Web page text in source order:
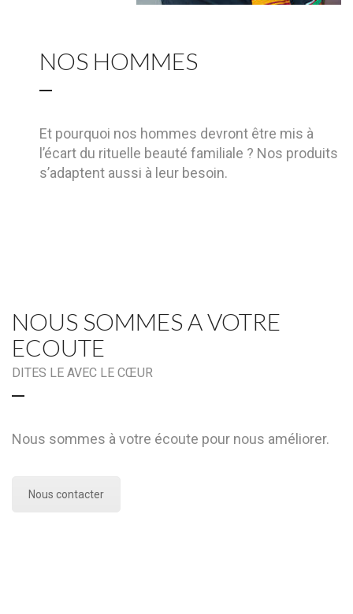
NOS HOMMES
Et pourquoi nos hommes devront être mis à
l’écart du rituelle beauté familiale ? Nos produits
s’adaptent aussi à leur besoin.
NOUS SOMMES A VOTRE
ECOUTE
DITES LE AVEC LE CŒUR
Nous sommes à votre écoute pour nous améliorer.
Nous contacter